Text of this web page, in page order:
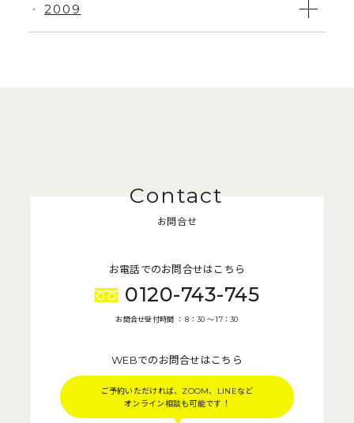
・ 2009
お問合せ
お電話でのお問合せはこちら
0120-743-745
お問合せ受付時間 ： 8：30 〜 17：30
WEBでのお問合せはこちら
ご予約いただければ、ZOOM、LINEなど
オンライン相談も可能です！